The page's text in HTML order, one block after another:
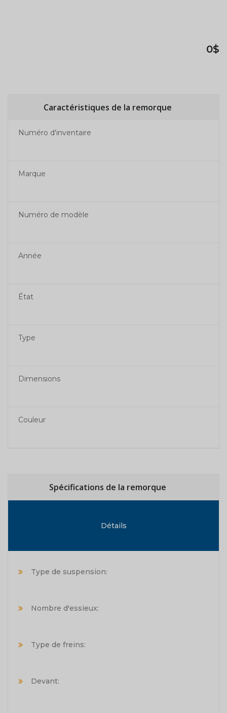
0$
Caractéristiques de la remorque
Numéro d'inventaire
Marque
Numéro de modèle
Année
État
Type
Dimensions
Couleur
Spécifications de la remorque
Détails
Type de suspension:
Nombre d'essieux:
Type de freins:
Devant: